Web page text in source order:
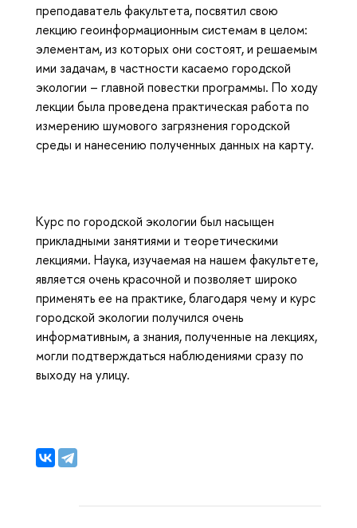
преподаватель факультета, посвятил свою
лекцию геоинформационным системам в целом:
элементам, из которых они состоят, и решаемым
ими задачам, в частности касаемо городской
экологии – главной повестки программы. По ходу
лекции была проведена практическая работа по
измерению шумового загрязнения городской
среды и нанесению полученных данных на карту.
Курс по городской экологии был насыщен
прикладными занятиями и теоретическими
лекциями. Наука, изучаемая на нашем факультете,
является очень красочной и позволяет широко
применять ее на практике, благодаря чему и курс
городской экологии получился очень
информативным, а знания, полученные на лекциях,
могли подтверждаться наблюдениями сразу по
выходу на улицу.